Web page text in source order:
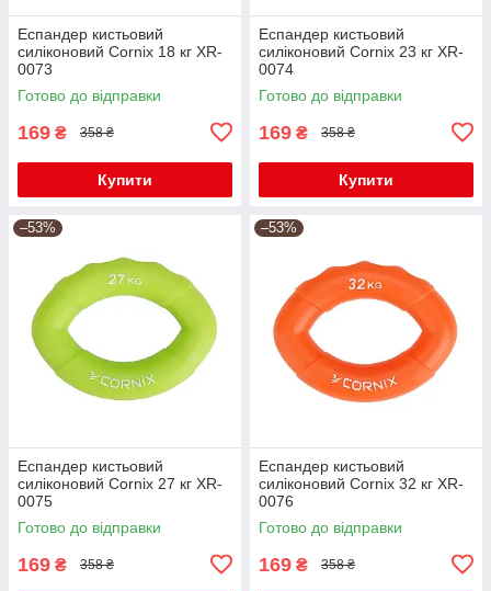
Еспандер кистьовий
силіконовий Cornix 18 кг XR-
0073
Готово до відправки
169 ₴ 358 ₴
Купити
Еспандер кистьовий
силіконовий Cornix 23 кг XR-
0074
Готово до відправки
169 ₴ 358 ₴
Купити
–53%
Еспандер кистьовий
силіконовий Cornix 27 кг XR-
0075
Готово до відправки
169 ₴ 358 ₴
–53%
Еспандер кистьовий
силіконовий Cornix 32 кг XR-
0076
Готово до відправки
169 ₴ 358 ₴